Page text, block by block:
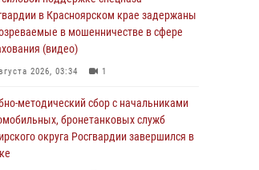
в Красноярском крае задержаны
в мошенничестве в сфере
(видео)
2026, 03:34 1
методический сбор с начальниками
бронетанковых служб
округа Росгвардии завершился в